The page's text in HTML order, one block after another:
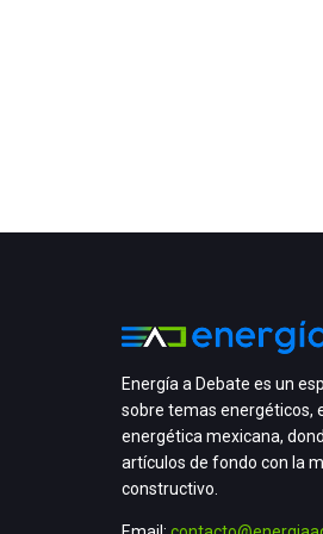
Energía a Debate es un
sobre temas energéticos,
energética mexicana,
artículos de fondo con la
constructivo.